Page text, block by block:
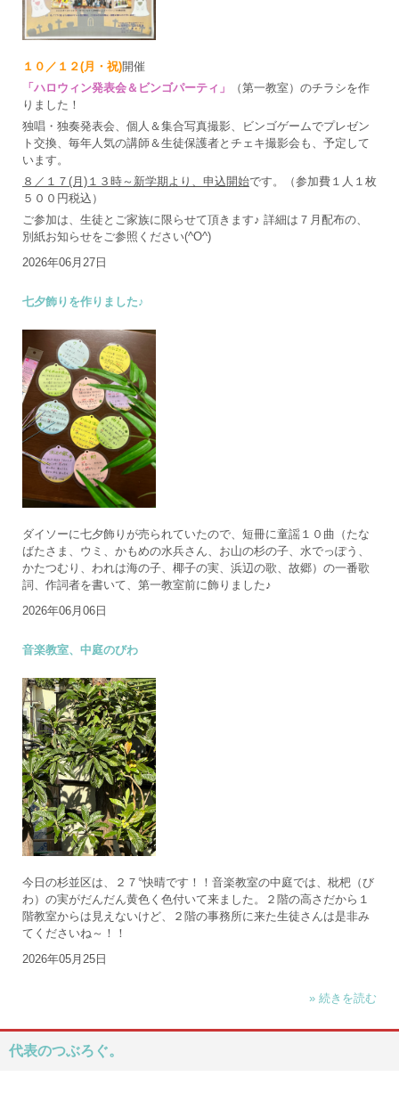
１０／１２(月・祝)開催
「ハロウィン発表会＆ビンゴパーティ」
（第一教室）のチラシを作
りました！
独唱・独奏発表会、個人＆集合写真撮影、ビンゴゲームでプレゼン
ト交換、毎年人気の講師＆生徒保護者とチェキ撮影会も、予定して
います。
８／１７(月)１３時～新学期より、申込開始です。（参加費１人１枚
５００円税込）
ご参加は、生徒とご家族に限らせて頂きます♪ 詳細は７月配布の、
別紙お知らせをご参照ください(^O^)
2026年06月27日
七夕飾りを作りました♪
ダイソーに七夕飾りが売られていたので、短冊に童謡１０曲（たな
ばたさま、ウミ、かもめの水兵さん、お山の杉の子、水でっぽう、
かたつむり、われは海の子、椰子の実、浜辺の歌、故郷）の一番歌
詞、作詞者を書いて、第一教室前に飾りました♪
2026年06月06日
音楽教室、中庭のびわ
今日の杉並区は、２７°快晴です！！音楽教室の中庭では、枇杷（び
わ）の実がだんだん黄色く色付いて来ました。２階の高さだから１
階教室からは見えないけど、２階の事務所に来た生徒さんは是非み
てくださいね～！！
2026年05月25日
» 続きを読む
代表のつぶろぐ。